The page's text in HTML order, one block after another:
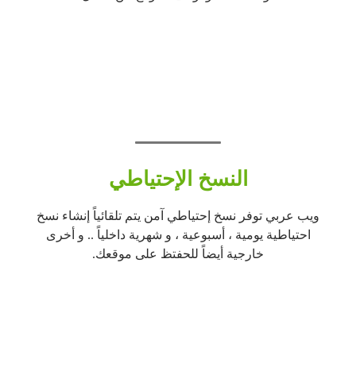
النسخ الإحتياطي
ويب عربي توفر نسخ إحتياطي آمن يتم تلقائياً إنشاء نسخ
احتياطية يومية ، أسبوعية ، و شهرية داخلياً .. و أخرى
خارجية أيضاً للحفتظ على موقعك.